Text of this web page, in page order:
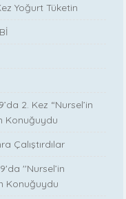
Yoğurt Tüketin
2. Kez “Nursel’in
Konuğuydu
Çalıştırdılar
''Nursel’in
Konuğuydu